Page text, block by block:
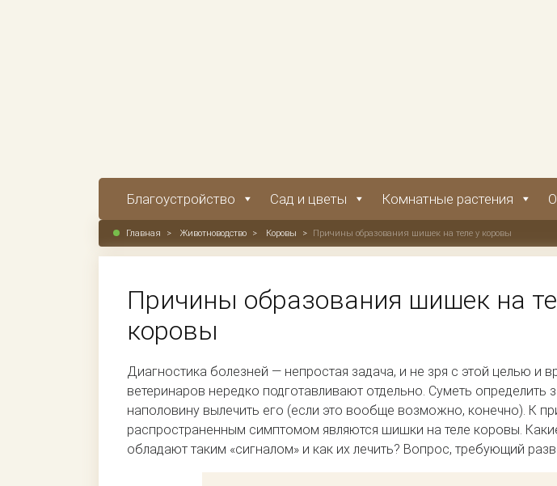
Благоустройство Сад и цветы Комнатные растения
Главная > Животноводство > Коровы > Причины образования шишек на теле у коровы
Причины образования шишек на
коровы
Диагностика болезней — непростая задача, и не зря с этой целью и
ветеринаров нередко подготавливают отдельно. Суметь определить
наполовину вылечить его (если это вообще возможно, конечно). К
распространенным симптомом являются шишки на теле коровы.
обладают таким «сигналом» и как их лечить? Вопрос, требующий